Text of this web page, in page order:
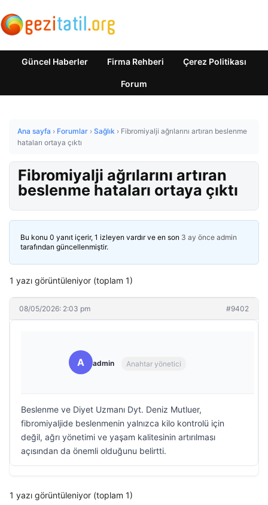
Güncel Haberler Firma Rehberi Çerez Politikası
Forum
Ana sayfa › Forumlar › Sağlık › Fibromiyalji ağrılarını artıran beslenme
hataları ortaya çıktı
Fibromiyalji ağrılarını artıran
beslenme hataları ortaya çıktı
Bu konu 0 yanıt içerir, 1 izleyen vardır ve en son 3 ay önce admin
tarafından güncellenmiştir.
1 yazı görüntüleniyor (toplam 1)
08/05/2026: 2:03 pm #9402
A admin Anahtar yönetici
Beslenme ve Diyet Uzmanı Dyt. Deniz Mutluer,
fibromiyaljide beslenmenin yalnızca kilo kontrolü için
değil, ağrı yönetimi ve yaşam kalitesinin artırılması
açısından da önemli olduğunu belirtti.
1 yazı görüntüleniyor (toplam 1)